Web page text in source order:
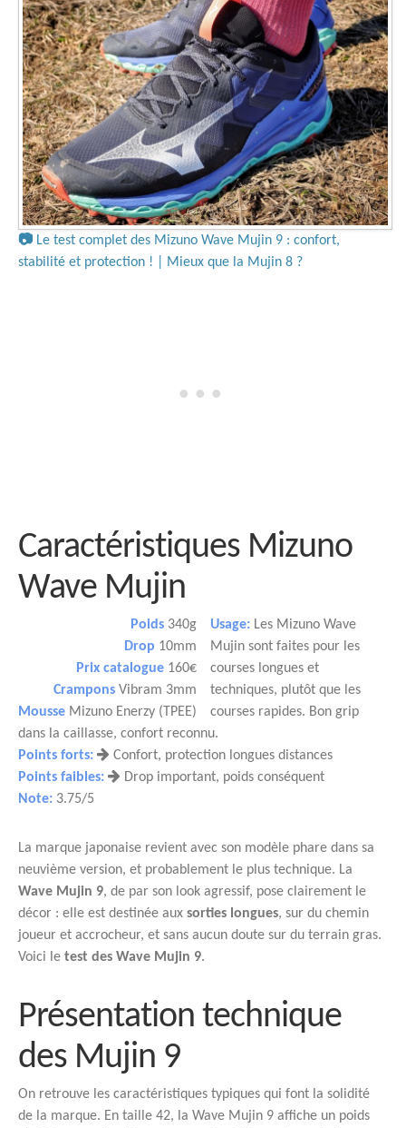
📷 Le test complet des Mizuno Wave Mujin 9 : confort,
stabilité et protection ! | Mieux que la Mujin 8 ?
Caractéristiques Mizuno
Wave Mujin
Poids 340g
Drop 10mm
Prix catalogue 160€
Crampons Vibram 3mm
Mousse Mizuno Enerzy (TPEE)
Usage: Les Mizuno Wave
Mujin sont faites pour les
courses longues et
techniques, plutôt que les
courses rapides. Bon grip
dans la caillasse, confort reconnu.
Points forts:
Confort, protection longues distances
Points faibles:
Drop important, poids conséquent
Note: 3.75/5
La marque japonaise revient avec son modèle phare dans sa
neuvième version, et probablement le plus technique. La
Wave Mujin 9, de par son look agressif, pose clairement le
décor : elle est destinée aux sorties longues, sur du chemin
joueur et accrocheur, et sans aucun doute sur du terrain gras.
Voici le test des Wave Mujin 9.
Présentation technique
des Mujin 9
On retrouve les caractéristiques typiques qui font la solidité
de la marque. En taille 42, la Wave Mujin 9 affiche un poids